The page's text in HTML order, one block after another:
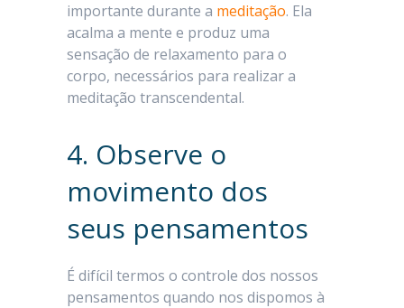
importante durante a meditação. Ela
acalma a mente e produz uma
sensação de relaxamento para o
corpo, necessários para realizar a
meditação transcendental.
4. Observe o
movimento dos
seus pensamentos
É difícil termos o controle dos nossos
pensamentos quando nos dispomos à